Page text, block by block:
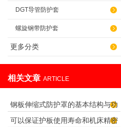
DGT导管防护套
螺旋钢带防护套
更多分类
相关文章 ARTICLE
钢板伸缩式防护罩的基本结构与功
能介绍
可以保证护板使用寿命和机床精密